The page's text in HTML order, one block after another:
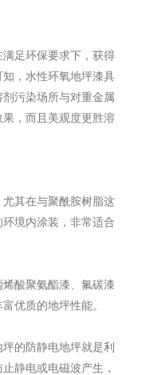
足环保要求下，获得
，水性环氧地坪漆具
污染场所与对重金属
，而且美观度更胜溶
其在与聚酰胺树脂这
境内涂装，非常适合
酸聚氨酯漆、氟碳漆
优质的地坪性能。
的防静电地坪就是利
静电或电磁波产生，